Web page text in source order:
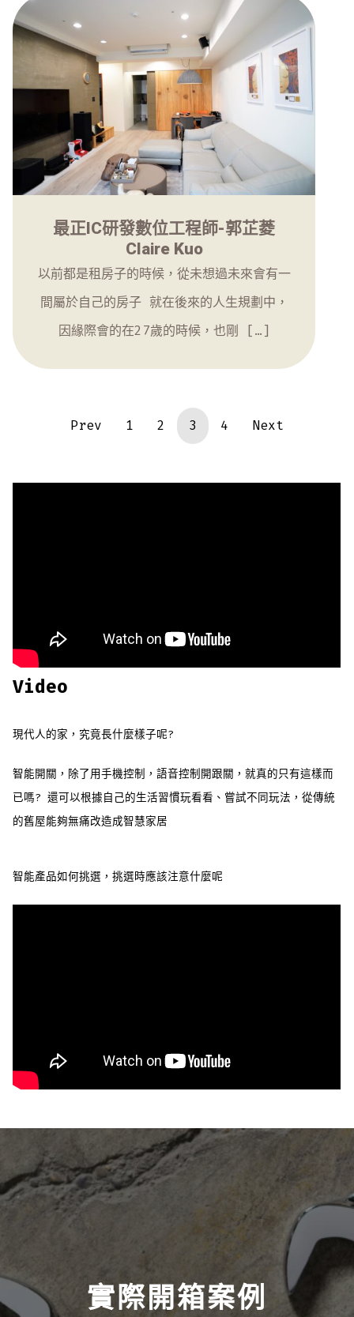
最正IC研發數位工程師-郭芷菱
Claire Kuo
以前都是租房子的時候，從未想過未來會有一
間屬於自己的房子 就在後來的人生規劃中，
因緣際會的在27歲的時候，也剛 […]
Prev 1 2 3 4 Next
Video
現代人的家，究竟長什麼樣子呢?
智能開關，除了用手機控制，語音控制開跟關，就真的只有這樣而
已嗎? 還可以根據自己的生活習慣玩看看、嘗試不同玩法，從傳統
的舊屋能夠無痛改造成智慧家居
智能產品如何挑選，挑選時應該注意什麼呢
實際開箱案例